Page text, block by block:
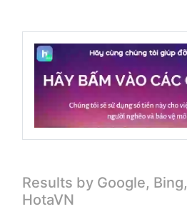
Results by Google, Bing,
HotaVN